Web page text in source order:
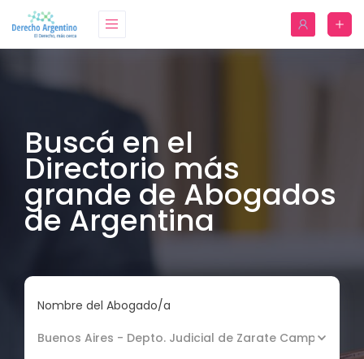
Buscá en el
Directorio más
grande de Abogados
de Argentina
Nombre del Abogado/a
Buenos Aires - Depto. Judicial de Zarate Campana